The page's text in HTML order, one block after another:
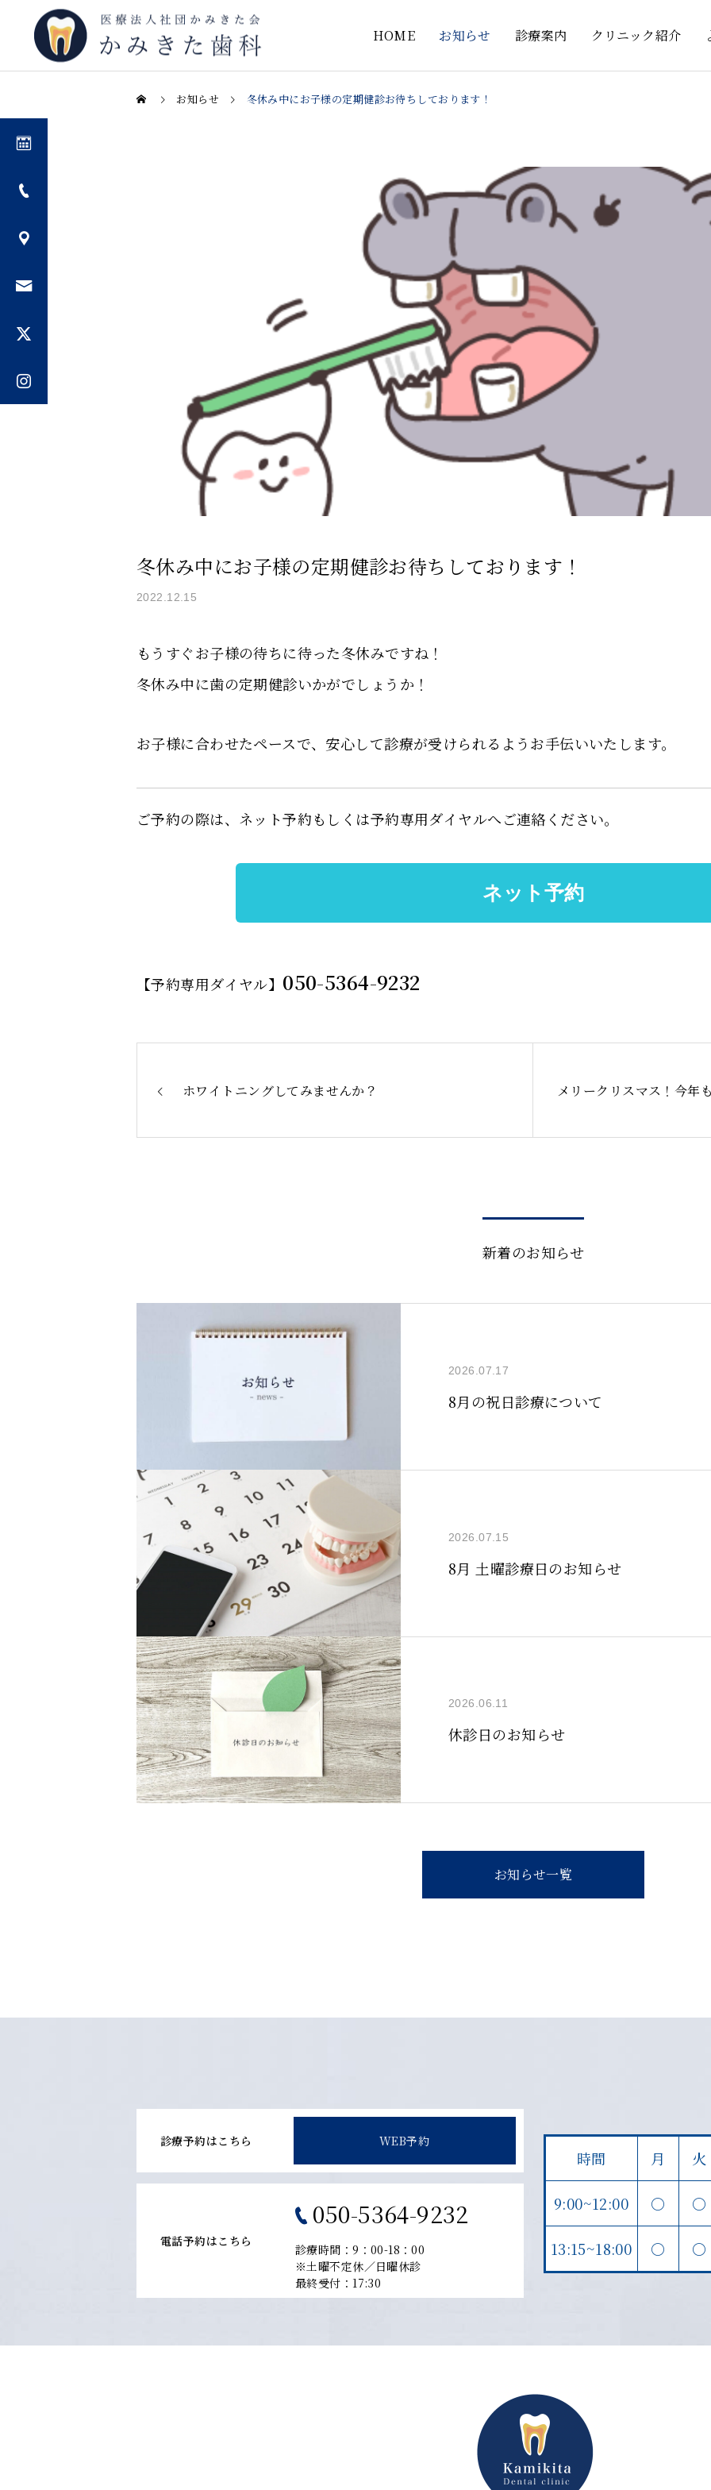
HOME お知らせ 診療案内 クリニック紹介
お知らせ 冬休み中にお子様の定期健診お待ちしております！
冬休み中にお子様の定期健診お待ちしております！
2022.12.15
もうすぐお子様の待ちに待った冬休みですね！
冬休み中に歯の定期健診いかがでしょうか！
お子様に合わせたペースで、安心して診療が受けられるようお手伝いいたします。
ご予約の際は、ネット予約もしくは予約専用ダイヤルへご連絡ください。
【予約専用ダイヤル】 050-5364-9232
ホワイトニングしてみませんか？ メリークリスマス！今年
新着のお知らせ
2026.07.17
8月の祝日診療について
2026.07.15
8月 土曜診療日のお知らせ
2026.06.11
休診日のお知らせ
お知らせ一覧
診療予約はこちら WEB予約
電話予約はこちら
050-5364-9232
診療時間：9：00-18：00
※土曜不定休／日曜休診
最終受付：17:30
時間 月 火
9:00~12:00 〇 〇
13:15~18:00 〇 〇